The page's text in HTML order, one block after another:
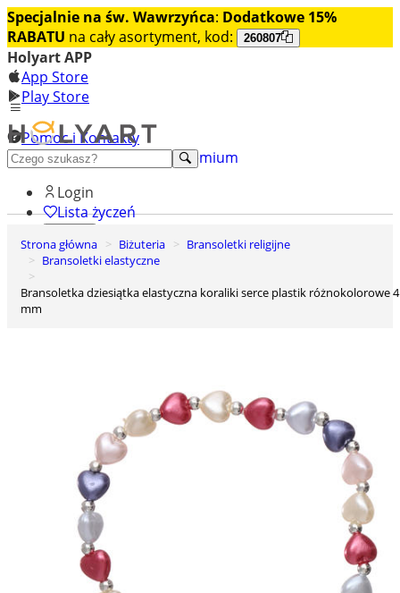
Specjalnie na św. Wawrzyńca: Dodatkowe 15%
RABATU na cały asortyment, kod: 260807
Holyart APP
App Store
Play Store
Pomoc i Kontakty
+48 222 922 860
Odkryj premium
Login
Lista życzeń
0
Koszyk
Strona główna Biżuteria
Bransoletki religijne
Bransoletki elastyczne
Bransoletka dziesiątka elastyczna koraliki serce plastik różnokolorowe 4
mm